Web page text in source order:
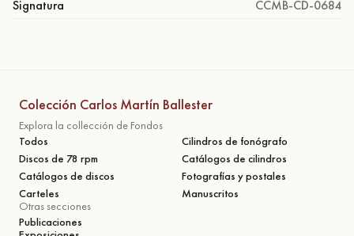
Signatura CCMB-CD-0684
Colección Carlos Martín Ballester
Explora la collección de Fondos
Todos
Cilindros de fonógrafo
Discos de 78 rpm
Catálogos de cilindros
Catálogos de discos
Fotografías y postales
Carteles
Manuscritos
Otras secciones
Publicaciones